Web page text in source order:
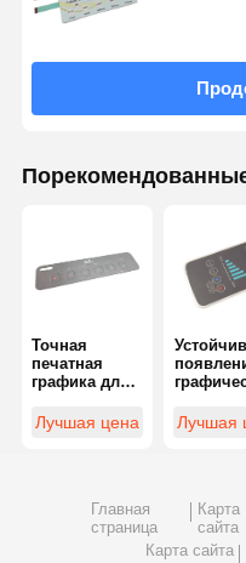
Точная
печатная
графика для
пользовательского
опыта
Лучшая цена
среды
Лучшая
Главная
страница
Карта
сайта
Карта сайта